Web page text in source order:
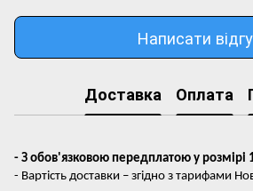
Написати
Доставка Оплата
- З обов'язковою передплатою у розмірі
- Вартість доставки – згідно з тарифами